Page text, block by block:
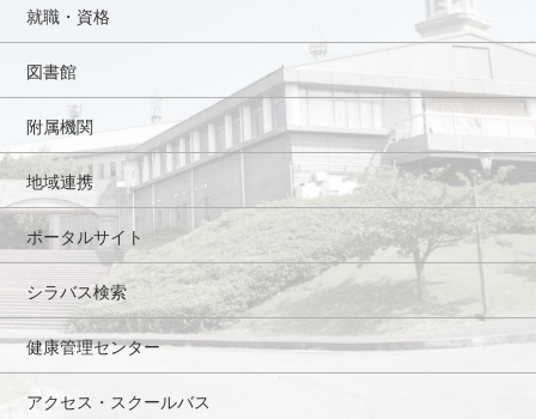
就職・資格
図書館
附属機関
地域連携
ポータルサイト
シラバス検索
健康管理センター
アクセス・スクールバス